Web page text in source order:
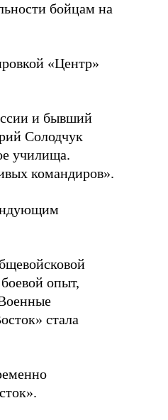
бойцам на
«Центр»
и бывший
Солодчук
училища.
командиров».
опыт,
стала